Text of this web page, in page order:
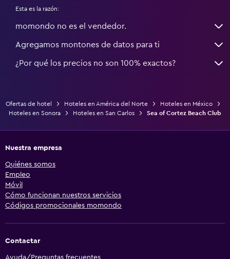
Esta es la razón:
momondo no es el vendedor.
Agregamos montones de datos para ti
¿Por qué los precios no son 100% exactos?
Ofertas de hotel Hoteles en América del Norte
Hoteles en México
Hoteles en Sonora
Hoteles en San Carlos Sea of Cortez Beach Club
Nuestra empresa
Quiénes somos
Empleo
Móvil
Cómo funcionan nuestros servicios
Códigos promocionales momondo
Contactar
Ayuda/Preguntas frecuentes